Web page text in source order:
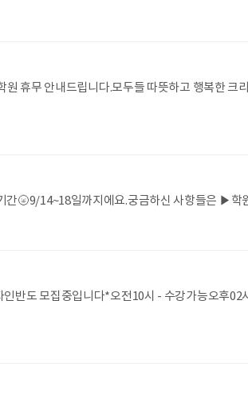
원 휴무 안내드립니다.모두들 따뜻하고 행복한
🌝9/14~18일까지에요.궁금하신 사항들은 ▶학
반도 모집중입니다*오전10시 - 수강가능오후